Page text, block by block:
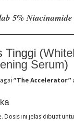
5% Niacinamide
Tinggi (
Serum)
“The Accelerator”
Dosis ini jelas dibuat